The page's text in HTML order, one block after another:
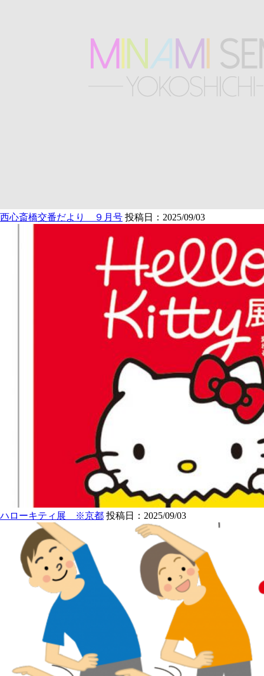
西心斎橋交番だより ９月号 投稿日：2025/09/03
ハローキティ展 ※京都 投稿日：2025/09/03